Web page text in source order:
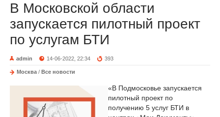
В Московской области
запускается пилотный проект
по услугам БТИ
admin 14-06-2022, 22:34 393
Москва / Все новости
«В Подмосковье запускается
пилотный проект по
получению 5 услуг БТИ в